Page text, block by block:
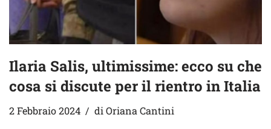
Ilaria Salis, ultimissime: ecco su che
cosa si discute per il rientro in Italia
2 Febbraio 2024 di Oriana Cantini